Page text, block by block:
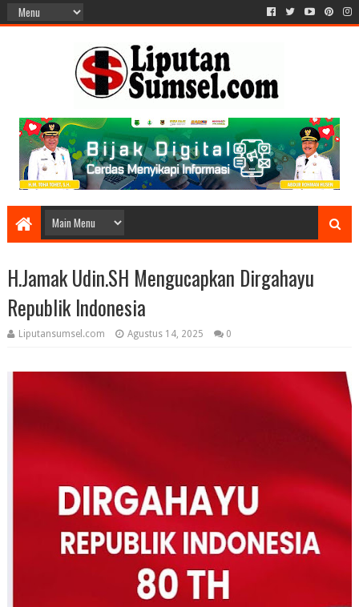
H.Jamak Udin.SH Mengucapkan Dirgahayu
Republik Indonesia
Liputansumsel.com Agustus 14, 2025 0